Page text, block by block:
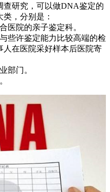
查研究，可以做DNA鉴定的
，分别是：
医院的亲子鉴定科。
些许鉴定能力比较高端的检
在医院采好样本后医院寄
部门。